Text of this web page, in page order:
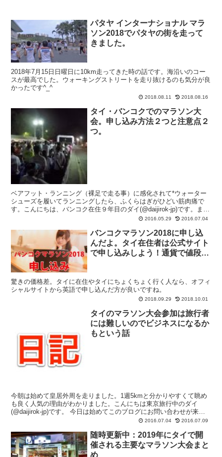
パタヤ インターナショナル マラ
ソン2018でパタヤの街を走って
きました。
2018年7月15日日曜日に10km走ってきた時の話です。海沿いのコー
スが最高でした。ウォーキングストリートを走り抜けるのも気分が良
かったです^_^
2018.08.11 2018.08.16
タイ・バンコクでのマラソン大
会。申し込み方法２つと注意点２
つ。
ベアフット・ランニング（裸足で走る事）に感化されて*ウォーター
シューズを履いてランニングしたら、ふくらはぎがひどい筋肉痛で
す。こんにちは、バンコク在住９年目のダイ(@daijirok-jp)です。また
筋肉痛が治ったら走りたいと思います。 今... 2016.05.29 2016.07.04
バンコクマラソン2018に申し込
んだよ。タイ在住者は公式サイト
で申し込みしよう！通貨で値段が
驚きの価格差。タイに在住やタイにちょくちょく行く人なら、オフィ
シャルサイトから英語で申し込んだ方が良いですね。
2018.09.29 2018.10.01
タイのマラソン大会参加は旅行者
には難しいのでビジネスになるか
もという話
今朝は始めて皇居外周を走りました。1週5kmと分かりやすくて眺め
も良く人気の理由がわかりました。こんにちは東京旅行中のダイ
(@daijirok-jp)です。 今日は始めてこのブログにお問い合わせが来た
のでその事について書きたいと思います。内...2016.07.04 2016.07.09
随時更新中：2019年にタイで開
催される主要なマラソン大会まと
め